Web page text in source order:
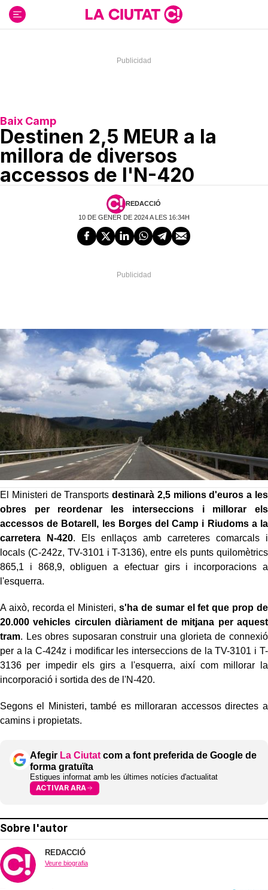
contenido
Baix Camp
Destinen 2,5 MEUR a la
millora de diversos
accessos de l'N-420
REDACCIÓ
10 DE GENER DE 2024 A LES 16:34H
El Ministeri de Transportsdestinarà 2,5 milions d'euros a les
obres per reordenar les interseccions i millorar els
accessos de Botarell, les Borges del Camp i Riudoms a la
carretera N-420. Els enllaços amb carreteres comarcals i
locals (C-242z, TV-3101 i T-3136), entre els punts quilomètrics
865,1 i 868,9, obliguen a efectuar girs i incorporacions a
l'esquerra.
A això, recorda el Ministeri,s'ha de sumar el fet que prop de
20.000 vehicles circulen diàriament de mitjana per aquest
tram. Les obres suposaran construir una glorieta de connexió
per a la C-424z i modificar les interseccions de la TV-3101 i T-
3136 per impedir els girs a l'esquerra, així com millorar la
incorporació i sortida des de l'N-420.
Segons el Ministeri, també es milloraran accessos directes a
camins i propietats.
Afegir La Ciutat com a font preferida de Google de
forma gratuïta
Estigues informat amb les últimes notícies d'actualitat
ACTIVAR ARA
Sobre l'autor
REDACCIÓ
Veure biografia